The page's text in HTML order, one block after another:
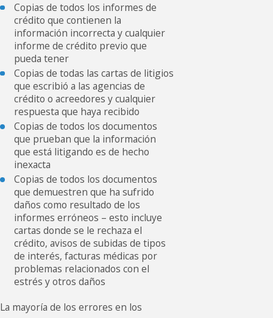
Copias de todos los informes de
crédito que contienen la
información incorrecta y cualquier
informe de crédito previo que
pueda tener
Copias de todas las cartas de litigios
que escribió a las agencias de
crédito o acreedores y cualquier
respuesta que haya recibido
Copias de todos los documentos
que prueban que la información
que está litigando es de hecho
inexacta
Copias de todos los documentos
que demuestren que ha sufrido
daños como resultado de los
informes erróneos – esto incluye
cartas donde se le rechaza el
crédito, avisos de subidas de tipos
de interés, facturas médicas por
problemas relacionados con el
estrés y otros daños
La mayoría de los errores en los